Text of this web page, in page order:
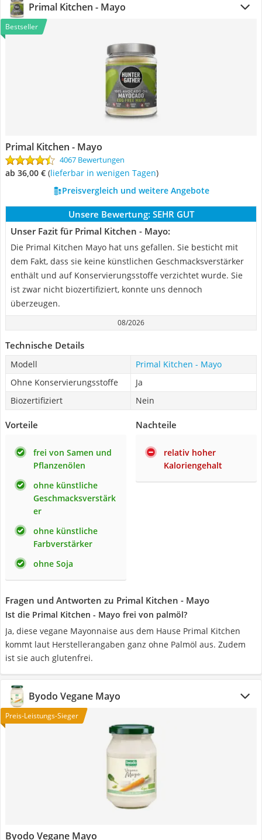
Primal Kitchen - Mayo
Bestseller
Primal Kitchen - Mayo
4067 Bewertungen
ab 36,00 € ( Lieferbar in wenigen Tagen)
Preisvergleich und weitere Angebote
Unsere Bewertung: SEHR GUT
Unser Fazit für Primal Kitchen - Mayo:
Die Primal Kitchen Mayo hat uns gefallen. Sie besticht mit
dem Fakt, dass sie keine künstlichen Geschmacksverstärker
enthält und auf Konservierungsstoffe verzichtet wurde. Sie
ist zwar nicht biozertifiziert, konnte uns dennoch
überzeugen.
08/2026
Technische Details
Modell
Primal Kitchen - Mayo
Ohne Konservierungsstoffe
Ja
Biozertifiziert
Nein
Vorteile
frei von Samen und
Pflanzenölen
ohne künstliche
Geschmacksverstärk
er
ohne künstliche
Farbverstärker
ohne Soja
Nachteile
relativ hoher
Kaloriengehalt
Fragen und Antworten zu Primal Kitchen - Mayo
Ist die Primal Kitchen - Mayo frei von palmöl?
Ja, diese vegane Mayonnaise aus dem Hause Primal Kitchen
kommt laut Herstellerangaben ganz ohne Palmöl aus. Zudem
ist sie auch glutenfrei.
Byodo Vegane Mayo
Preis-Leistungs-Sieger
Byodo Vegane Mayo